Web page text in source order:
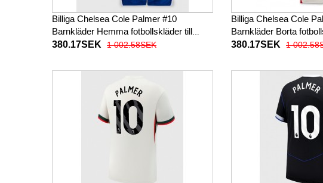
Billiga Chelsea Cole Palmer #10
Barnkläder Hemma fotbollskläder till
baby 2025-26 Kortärmad (+ Korta byxor)
380.17SEK 1 002.58SEK
Billiga Chelsea Cole
Barnkläder Borta
2025-26 Kortärmad (+
380.17SEK 1